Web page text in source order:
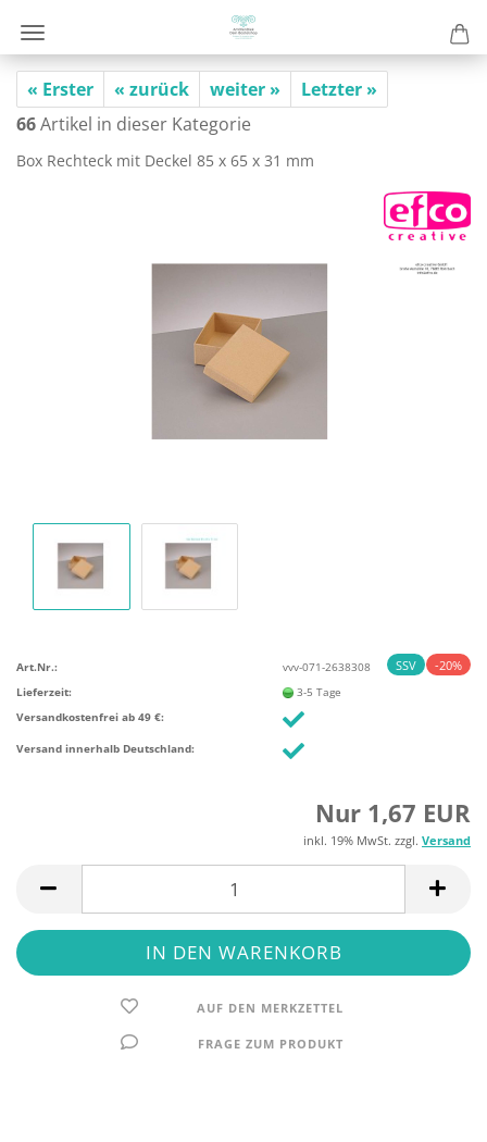
« Erster « zurück weiter »
Letzter »
66Artikel in dieser Kategorie
Box Recht­eck mit De­ckel 85 x 65 x 31 mm
SSV -20%
Art.Nr.:
vvv-071-2638308
Lieferzeit:
3-5 Tage
Versandkostenfrei ab 49 €:
Versand innerhalb Deutschland:
Nur 1,67 EUR
inkl. 19% MwSt. zzgl. Versand
AUF DEN MERKZETTEL
FRAGE ZUM PRODUKT